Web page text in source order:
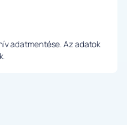
adatmentése. Az adatok